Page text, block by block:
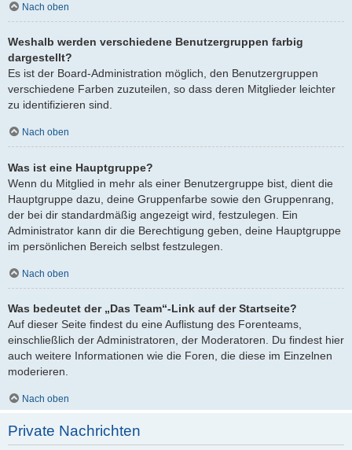
Nach oben
Weshalb werden verschiedene Benutzergruppen farbig
dargestellt?
Es ist der Board-Administration möglich, den Benutzergruppen
verschiedene Farben zuzuteilen, so dass deren Mitglieder leichter
zu identifizieren sind.
Nach oben
Was ist eine Hauptgruppe?
Wenn du Mitglied in mehr als einer Benutzergruppe bist, dient die
Hauptgruppe dazu, deine Gruppenfarbe sowie den Gruppenrang,
der bei dir standardmäßig angezeigt wird, festzulegen. Ein
Administrator kann dir die Berechtigung geben, deine Hauptgruppe
im persönlichen Bereich selbst festzulegen.
Nach oben
Was bedeutet der „Das Team“-Link auf der Startseite?
Auf dieser Seite findest du eine Auflistung des Forenteams,
einschließlich der Administratoren, der Moderatoren. Du findest hier
auch weitere Informationen wie die Foren, die diese im Einzelnen
moderieren.
Nach oben
Private Nachrichten